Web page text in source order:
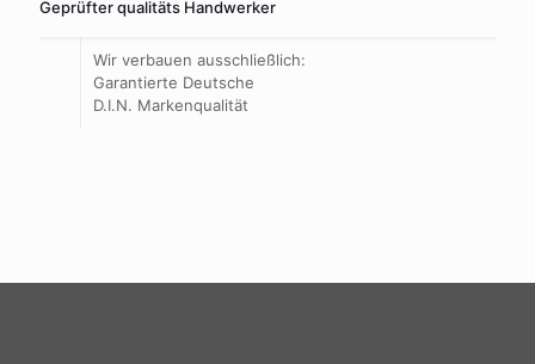
Geprüfter qualitäts Handwerker
Wir verbauen ausschließlich:
Garantierte Deutsche
D.I.N. Markenqualität